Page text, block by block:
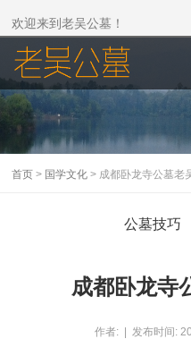
欢迎来到老吴公墓！
首页 > 国学文化 > 成都卧龙寺公墓老
公墓技巧
成都卧龙寺
作者: | 发布时间: